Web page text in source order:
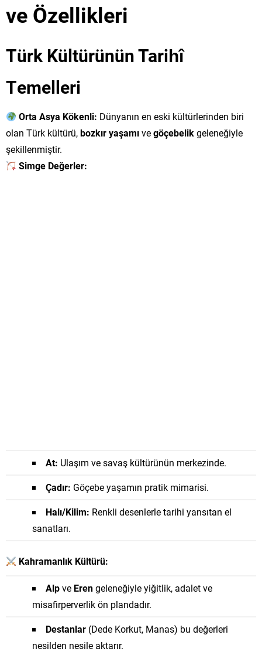
ve Özellikleri
Türk Kültürünün Tarihî
Temelleri
Orta Asya Kökenli: Dünyanın en eski kültürlerinden biri
olan Türk kültürü,bozkır yaşamıvegöçebelikgeleneğiyle
şekillenmiştir.
Simge Değerler:
At: Ulaşım ve savaş kültürünün merkezinde.
Çadır: Göçebe yaşamın pratik mimarisi.
Halı/Kilim: Renkli desenlerle tarihi yansıtan el
sanatları.
Kahramanlık Kültürü:
Alpve Erengeleneğiyle yiğitlik, adalet ve
misafirperverlik ön plandadır.
Destanlar (Dede Korkut, Manas) bu değerleri
nesilden nesile aktarır.